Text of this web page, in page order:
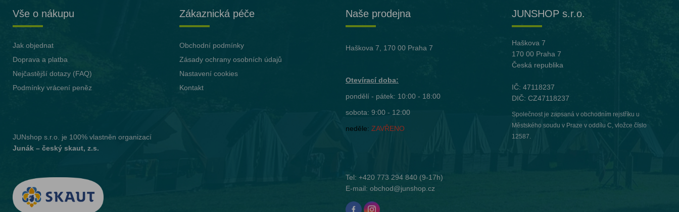
Vše o nákupu
Jak objednat
Doprava a platba
Nejčastější dotazy (FAQ)
Podmínky vrácení peněz
JUNshop s.r.o.
je 100% vlastněn organizací
Junák – český skaut, z.s.
Zákaznická péče
Obchodní podmínky
Zásady ochrany osobních údajů
Nastavení cookies
Kontakt
Naše prodejna
Haškova 7, 170 00 Praha 7
Otevírací doba:
pondělí - pátek: 10:00 - 18:00
sobota: 9:00 - 12:00
neděle: ZAVŘENO
Tel: +420 773 294 840(9-17h)
E-mail: obchod@junshop.cz
JUNSHOP s.r.o.
Haškova 7
170 00 Praha 7
Česká republika
IČ: 47118237
DIČ: CZ47118237
Společnost je zapsaná v obchodním rejstříku u
Městského soudu v Praze v oddílu C, vložce číslo
12587.